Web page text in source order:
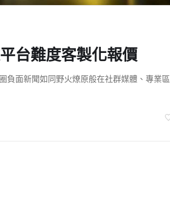
台難度客製化報價
負面新聞如同野火燎原般在社群媒體、專業區